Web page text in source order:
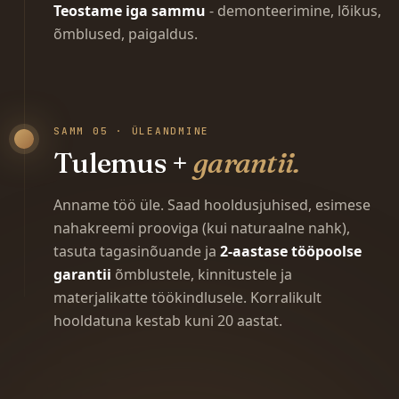
Teostame iga sammu - demonteerimine, lõikus,
õmblused, paigaldus.
SAMM 05 · ÜLEANDMINE
Tulemus + garantii.
Anname töö üle. Saad hooldusjuhised, esimese
nahakreemi prooviga (kui naturaalne nahk),
tasuta tagasinõuande ja 2-aastase tööpoolse
garantii õmblustele, kinnitustele ja
materjalikatte töökindlusele. Korralikult
hooldatuna kestab kuni 20 aastat.